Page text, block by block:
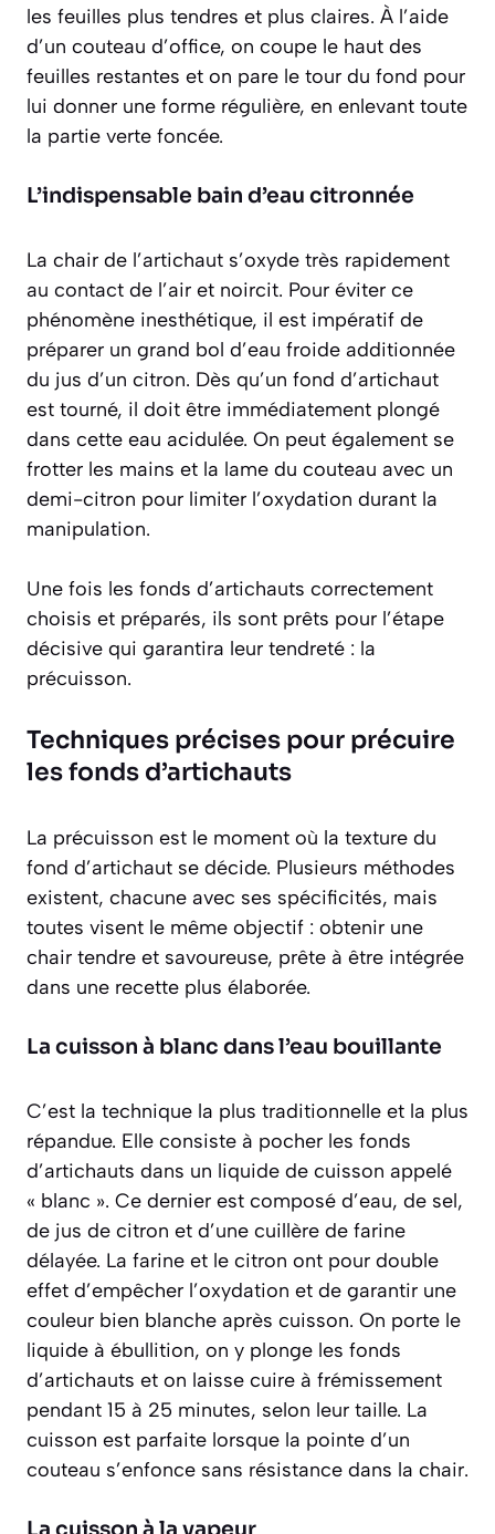
les feuilles plus tendres et plus claires. À l’aide
d’un couteau d’office, on coupe le haut des
feuilles restantes et on pare le tour du fond pour
lui donner une forme régulière, en enlevant toute
la partie verte foncée.
L’indispensable bain d’eau citronnée
La chair de l’artichaut s’oxyde très rapidement
au contact de l’air et noircit. Pour éviter ce
phénomène inesthétique, il est impératif de
préparer un grand bol d’eau froide additionnée
du jus d’un citron. Dès qu’un fond d’artichaut
est tourné, il doit être immédiatement plongé
dans cette eau acidulée. On peut également se
frotter les mains et la lame du couteau avec un
demi-citron pour limiter l’oxydation durant la
manipulation.
Une fois les fonds d’artichauts correctement
choisis et préparés, ils sont prêts pour l’étape
décisive qui garantira leur tendreté : la
précuisson.
Techniques précises pour précuire
les fonds d’artichauts
La précuisson est le moment où la texture du
fond d’artichaut se décide. Plusieurs méthodes
existent, chacune avec ses spécificités, mais
toutes visent le même objectif : obtenir une
chair tendre et savoureuse, prête à être intégrée
dans une recette plus élaborée.
La cuisson à blanc dans l’eau bouillante
C’est la technique la plus traditionnelle et la plus
répandue. Elle consiste à pocher les fonds
d’artichauts dans un liquide de cuisson appelé
« blanc ». Ce dernier est composé d’eau, de sel,
de jus de citron et d’une cuillère de farine
délayée. La farine et le citron ont pour double
effet d’empêcher l’oxydation et de garantir une
couleur bien blanche après cuisson. On porte le
liquide à ébullition, on y plonge les fonds
d’artichauts et on laisse cuire à frémissement
pendant 15 à 25 minutes, selon leur taille. La
cuisson est parfaite lorsque la pointe d’un
couteau s’enfonce sans résistance dans la chair.